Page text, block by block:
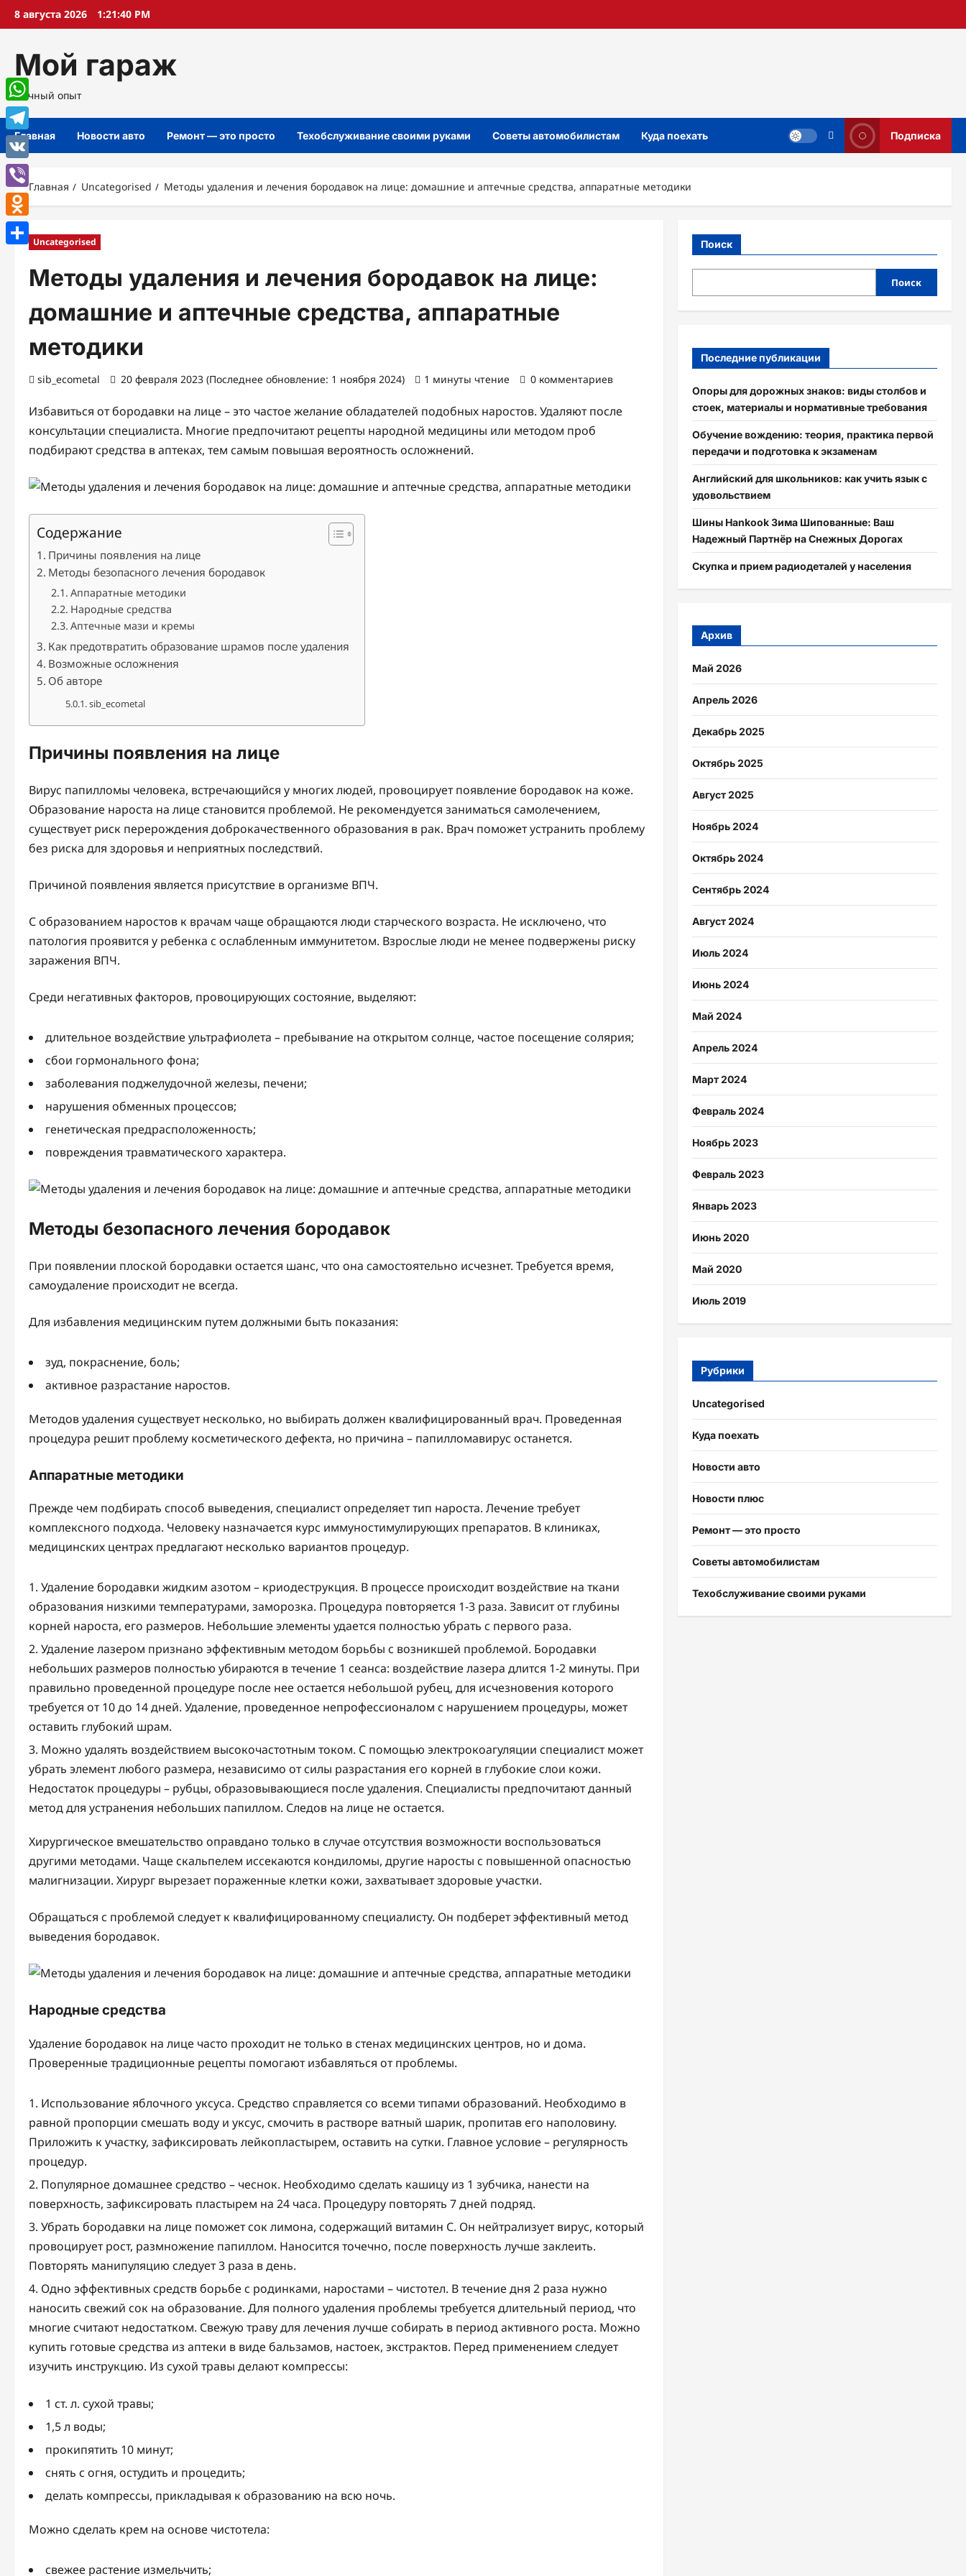
Перейти
8 августа 2026 1:21:40 PM
Мой гараж
Личный опыт
Главная Новости авто Ремонт — это просто Техобслуживание своими руками Советы автомобилистам Куда поехать Подписка
Главная Uncategorised Методы удаления и лечения бородавок на лице: домашние и аптечные средства, аппаратные методики
Uncategorised
Методы удаления и лечения бородавок на лице:
домашние и аптечные средства, аппаратные
методики
sib_ecometal 20 февраля 2023 (Последнее обновление: 1 ноября 2024) 1 минуты чтение 0 комментариев
Избавиться от бородавки на лице – это частое желание обладателей подобных наростов. Удаляют после
консультации специалиста. Многие предпочитают рецепты народной медицины или методом проб
подбирают средства в аптеках, тем самым повышая вероятность осложнений.
Содержание
Причины появления на лице
Методы безопасного лечения бородавок
Аппаратные методики
Народные средства
Аптечные мази и кремы
Как предотвратить образование шрамов после удаления
Возможные осложнения
Об авторе
sib_ecometal
Причины появления на лице
Вирус папилломы человека, встречающийся у многих людей, провоцирует появление бородавок на коже.
Образование нароста на лице становится проблемой. Не рекомендуется заниматься самолечением,
существует риск перерождения доброкачественного образования в рак. Врач поможет устранить проблему
без риска для здоровья и неприятных последствий.
Причиной появления является присутствие в организме ВПЧ.
С образованием наростов к врачам чаще обращаются люди старческого возраста. Не исключено, что
патология проявится у ребенка с ослабленным иммунитетом. Взрослые люди не менее подвержены риску
заражения ВПЧ.
Среди негативных факторов, провоцирующих состояние, выделяют:
длительное воздействие ультрафиолета – пребывание на открытом солнце, частое посещение солярия;
сбои гормонального фона;
заболевания поджелудочной железы, печени;
нарушения обменных процессов;
генетическая предрасположенность;
повреждения травматического характера.
Методы безопасного лечения бородавок
При появлении плоской бородавки остается шанс, что она самостоятельно исчезнет. Требуется время,
самоудаление происходит не всегда.
Для избавления медицинским путем должными быть показания:
зуд, покраснение, боль;
активное разрастание наростов.
Методов удаления существует несколько, но выбирать должен квалифицированный врач. Проведенная
процедура решит проблему косметического дефекта, но причина – папилломавирус останется.
Аппаратные методики
Прежде чем подбирать способ выведения, специалист определяет тип нароста. Лечение требует
комплексного подхода. Человеку назначается курс иммуностимулирующих препаратов. В клиниках,
медицинских центрах предлагают несколько вариантов процедур.
Удаление бородавки жидким азотом – криодеструкция. В процессе происходит воздействие на ткани
образования низкими температурами, заморозка. Процедура повторяется 1-3 раза. Зависит от глубины
корней нароста, его размеров. Небольшие элементы удается полностью убрать с первого раза.
Удаление лазером признано эффективным методом борьбы с возникшей проблемой. Бородавки
небольших размеров полностью убираются в течение 1 сеанса: воздействие лазера длится 1-2 минуты. При
правильно проведенной процедуре после нее остается небольшой рубец, для исчезновения которого
требуется от 10 до 14 дней. Удаление, проведенное непрофессионалом с нарушением процедуры, может
оставить глубокий шрам.
Можно удалять воздействием высокочастотным током. С помощью электрокоагуляции специалист может
убрать элемент любого размера, независимо от силы разрастания его корней в глубокие слои кожи.
Недостаток процедуры – рубцы, образовывающиеся после удаления. Специалисты предпочитают данный
метод для устранения небольших папиллом. Следов на лице не остается.
Хирургическое вмешательство оправдано только в случае отсутствия возможности воспользоваться
другими методами. Чаще скальпелем иссекаются кондиломы, другие наросты с повышенной опасностью
малигнизации. Хирург вырезает пораженные клетки кожи, захватывает здоровые участки.
Обращаться с проблемой следует к квалифицированному специалисту. Он подберет эффективный метод
выведения бородавок.
Народные средства
Удаление бородавок на лице часто проходит не только в стенах медицинских центров, но и дома.
Проверенные традиционные рецепты помогают избавляться от проблемы.
Использование яблочного уксуса. Средство справляется со всеми типами образований. Необходимо в
равной пропорции смешать воду и уксус, смочить в растворе ватный шарик, пропитав его наполовину.
Приложить к участку, зафиксировать лейкопластырем, оставить на сутки. Главное условие – регулярность
процедур.
Популярное домашнее средство – чеснок. Необходимо сделать кашицу из 1 зубчика, нанести на
поверхность, зафиксировать пластырем на 24 часа. Процедуру повторять 7 дней подряд.
Убрать бородавки на лице поможет сок лимона, содержащий витамин С. Он нейтрализует вирус, который
провоцирует рост, размножение папиллом. Наносится точечно, после поверхность лучше заклеить.
Повторять манипуляцию следует 3 раза в день.
Одно эффективных средств борьбе с родинками, наростами – чистотел. В течение дня 2 раза нужно
наносить свежий сок на образование. Для полного удаления проблемы требуется длительный период, что
многие считают недостатком. Свежую траву для лечения лучше собирать в период активного роста. Можно
купить готовые средства из аптеки в виде бальзамов, настоек, экстрактов. Перед применением следует
изучить инструкцию. Из сухой травы делают компрессы:
1 ст. л. сухой травы;
1,5 л воды;
прокипятить 10 минут;
снять с огня, остудить и процедить;
делать компрессы, прикладывая к образованию на всю ночь.
Можно сделать крем на основе чистотела:
свежее растение измельчить;
Поиск
Поиск
Последние публикации
Опоры для дорожных знаков: виды столбов и
стоек, материалы и нормативные требования
Обучение вождению: теория, практика первой
передачи и подготовка к экзаменам
Английский для школьников: как учить язык с
удовольствием
Шины Hankook Зима Шипованные: Ваш
Надежный Партнёр на Снежных Дорогах
Скупка и прием радиодеталей у населения
Архив
Май 2026
Апрель 2026
Декабрь 2025
Октябрь 2025
Август 2025
Ноябрь 2024
Октябрь 2024
Сентябрь 2024
Август 2024
Июль 2024
Июнь 2024
Май 2024
Апрель 2024
Март 2024
Февраль 2024
Ноябрь 2023
Февраль 2023
Январь 2023
Июнь 2020
Май 2020
Июль 2019
Рубрики
Uncategorised
Куда поехать
Новости авто
Новости плюс
Ремонт — это просто
Советы автомобилистам
Техобслуживание своими руками
WhatsApp
Telegram
VK
Viber
Odnoklassniki